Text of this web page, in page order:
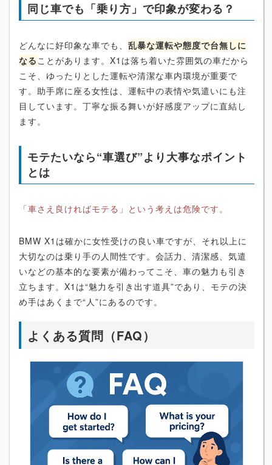
同じ車でも「乗り方」で印象が変わる？
どんなに好印象な車でも、 乱暴な運転や態度で台無しに
なることがあります。X1は落ち着いた雰囲気の車だから
こそ、ゆったりとした運転や清潔な車内環境が重要で
す。助手席に座る女性は、運転中の表情や気遣いにも注
目しています。丁寧な振る舞いが好感度アップに直結し
ます。
モテたいなら“車選び”より大事なポイント
とは
「車さえ良ければモテる」という考えは危険です。
BMW X1は確かに女性受けの良い車ですが、それ以上に
大切なのは乗り手の人間性です。会話力、清潔感、気遣
いなどの基本的な要素が備わってこそ、車の魅力も引き
立ちます。X1は“魅力を引き出す道具”であり、モテの決
め手はあくまで“人”にあるのです。
よくある質問（FAQ）